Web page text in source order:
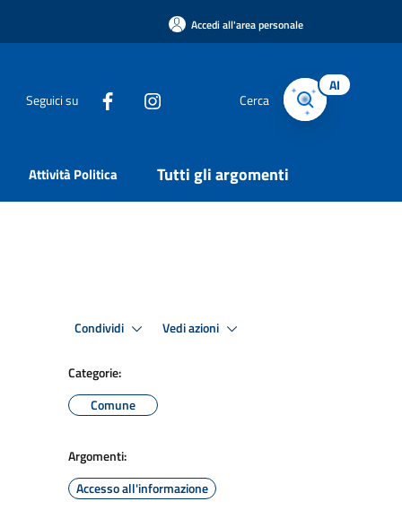
Accedi all'area personale
Seguici su Cerca
AI
Attività Politica Tutti gli argomenti
Condividi Vedi azioni
Categorie:
Comune
Argomenti:
Accesso all'informazione